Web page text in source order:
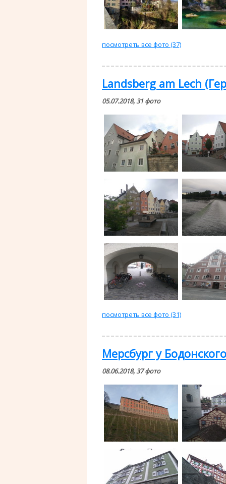
посмотреть все фото (37)
Landsberg am Lech
05.07.2018, 31 фото
посмотреть все фото (31)
Мерсбург у
08.06.2018, 37 фото